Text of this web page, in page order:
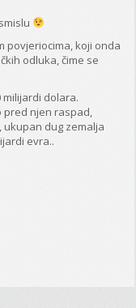
povjeriocima, koji onda
odluka, čime se
dolara.
pred njen raspad,
ukupan dug zemalja
evra..